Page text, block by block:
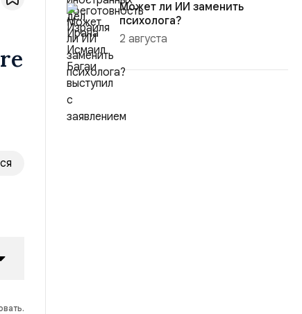
Может ли ИИ заменить
психолога?
2 августа